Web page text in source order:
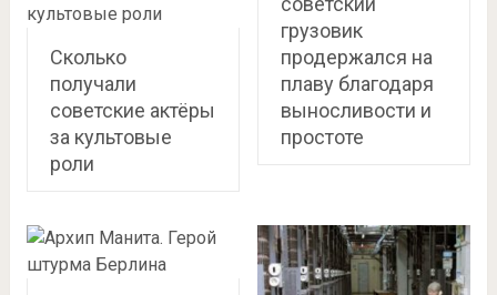
Сколько
получали
советские актёры
за культовые
роли
грузовик
продержался на
плаву благодаря
выносливости и
простоте